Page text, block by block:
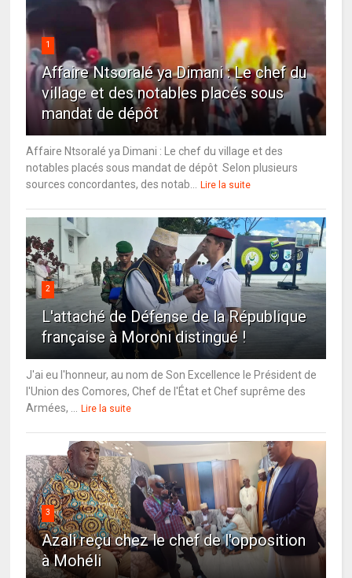
1
Affaire Ntsoralé ya Dimani : Le chef du
village et des notables placés sous
mandat de dépôt
Affaire Ntsoralé ya Dimani : Le chef du village et des
notables placés sous mandat de dépôt Selon plusieurs
sources concordantes, des notab... Lire la suite
2
L'attaché de Défense de la République
française à Moroni distingué !
J'ai eu l'honneur, au nom de Son Excellence le Président de
l'Union des Comores, Chef de l'État et Chef suprême des
Armées, ... Lire la suite
3
Azali reçu chez le chef de l'opposition
à Mohéli